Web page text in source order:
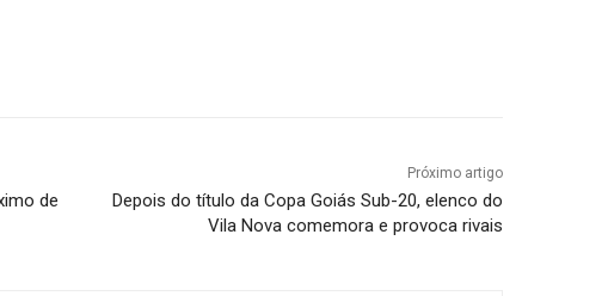
de
Próximo artigo
Depois do título da Copa Goiás Sub-20, elenco do
Vila Nova comemora e provoca rivais